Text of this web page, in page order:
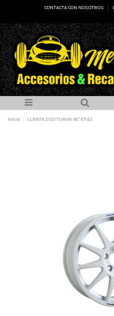
CONTACTA CON NOSOTROS
Inicio LLANTA 2120 TURINI 16" ET42